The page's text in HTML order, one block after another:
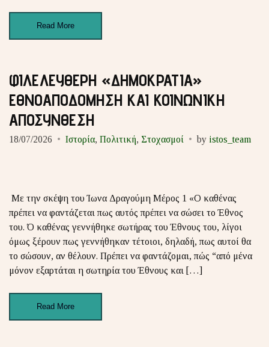
Read More
ΦΙΛΕΛΕΥΘΕΡΗ «ΔΗΜΟΚΡΑΤΙΑ»
ΕΘΝΟΑΠΟΔΟΜΗΣΗ ΚΑΙ ΚΟΙΝΩΝΙΚΗ
ΑΠΟΣΥΝΘΕΣΗ
18/07/2026 Ιστορία, Πολιτική, Στοχασμοί by istos_team
Με την σκέψη του Ίωνα Δραγούμη Μέρος 1 «Ο καθένας
πρέπει να φαντάζεται πως αυτός πρέπει να σώσει το Έθνος
του. Ό καθένας γεννήθηκε σωτήρας του Έθνους του, λίγοι
όμως ξέρουν πως γεννήθηκαν τέτοιοι, δηλαδή, πως αυτοί θα
το σώσουν, αν θέλουν. Πρέπει να φαντάζομαι, πώς “από μένα
μόνον εξαρτάται η σωτηρία του Έθνους και […]
Read More